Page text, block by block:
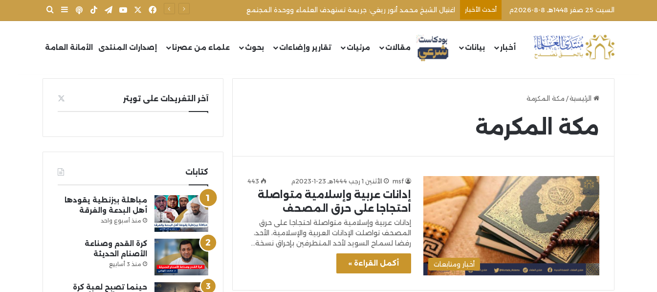
السبت 25 صفر 1448هـ 8-8-2026م أحدث الأخبار اغتيال الشيخ محمد أنور ريغي: جريمة تستهدف العلماء ووحدة المجتمع فيسبوك يوتيوبتيلقرام‫TikTokبودكاستإضافة عمود
أخبار بيانات مقالات مرئيات تقارير وإضاءات بحوث علماء من عصرنا إصدارات المنتدى الأمانة العامة
الرئيسية/ مكة المكرمة
مكة المكرمة
أخبار ومتابعات
msf الأثنين 1 رجب 1444هـ 23-1-2023م 443
إدانات عربية وإسلامية متواصلة
احتجاجا على حرق المصحف
إدانات عربية وإسلامية متواصلة احتجاجا على حرق
المصحف تواصلت الإدانات العربية والإسلامية، الأحد،
رفضا لسماح السويد لأحد المتطرفين بإحراق نسخة…
أكمل القراءة »
آخر التغريدات على تويتر
كتابات
مباهلة بيزنطية يقودها
أهل البدعة والفرقة
منذ أسبوع واحد
كرة القدم وصناعة
الأصنام الحديثة
منذ 3 أسابيع
حينما تصبح لعبة كرة